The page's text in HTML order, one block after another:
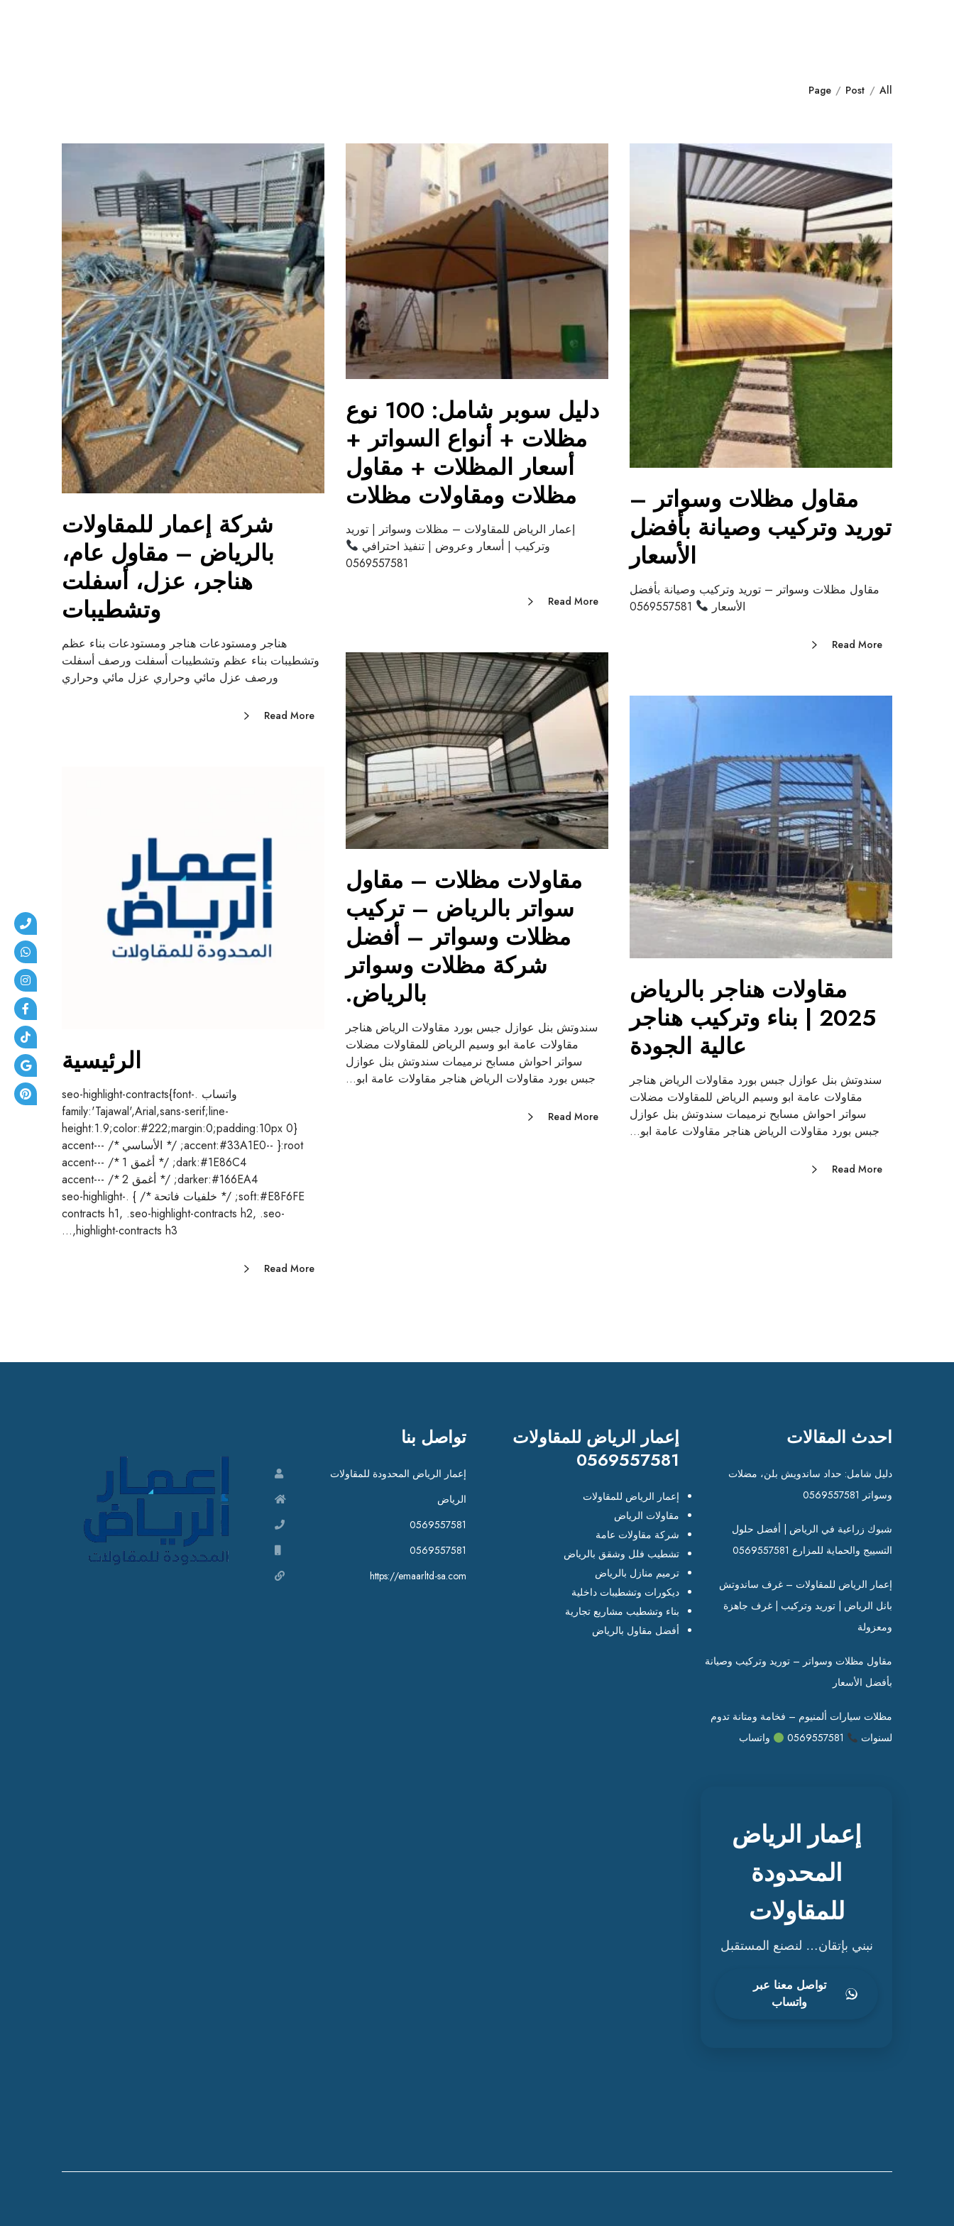
All
Post
Page
مقاول مظلات وسواتر –
توريد وتركيب وصيانة بأفضل
الأسعار
مقاول مظلات وسواتر – توريد وتركيب وصيانة بأفضل
الأسعار
Read More
دليل سوبر شامل: 100 نوع
مظلات + أنواع السواتر +
أسعار المظلات + مقاول
مظلات ومقاولات مظلات
إعمار الرياض للمقاولات – مظلات وسواتر | توريد
وتركيب | أسعار وعروض | تنفيذ احترافي
0569557581
Read More
شركة إعمار للمقاولات
بالرياض – مقاول عام،
هناجر، عزل، أسفلت
وتشطيبات
هناجر ومستودعات هناجر ومستودعات بناء عظم
وتشطيبات بناء عظم وتشطيبات أسفلت ورصف أسفلت
ورصف عزل مائي وحراري عزل مائي وحراري
Read More
مقاولات مظلات – مقاول
سواتر بالرياض – تركيب
مظلات وسواتر – أفضل
شركة مظلات وسواتر
بالرياض.
سندوتش بنل عوازل جبس بورد مقاولات الرياض هناجر
مقاولات عامة ابو وسيم الرياض للمقاولات مضلات
سواتر احواش مسابح نرميمات سندوتش بنل عوازل
جبس بورد مقاولات الرياض هناجر مقاولات عامة ابو…
Read More
مقاولات هناجر بالرياض
2025 | بناء وتركيب هناجر
عالية الجودة
سندوتش بنل عوازل جبس بورد مقاولات الرياض هناجر
مقاولات عامة ابو وسيم الرياض للمقاولات مضلات
سواتر احواش مسابح نرميمات سندوتش بنل عوازل
جبس بورد مقاولات الرياض هناجر مقاولات عامة ابو…
Read More
الرئيسية
واتساب .seo-highlight-contracts{font-
family:'Tajawal',Arial,sans-serif;line-
height:1.9;color:#222;margin:0;padding:10px 0}
:root{ --accent:#33A1E0; /* الأساسي */ --accent-
dark:#1E86C4; /* أغمق 1 */ --accent-
darker:#166EA4; /* أغمق 2 */ --accent-
soft:#E8F6FE; /* خلفيات فاتحة */ } .seo-highlight-
contracts h1, .seo-highlight-contracts h2, .seo-
highlight-contracts h3,…
Read More
احدث المقالات
دليل شامل: حداد ساندويش بلن، مضلات
وسواتر 0569557581
شبوك زراعية في الرياض | أفضل حلول
التسييج والحماية للمزارع 0569557581
إعمار الرياض للمقاولات – غرف ساندوتش
بانل الرياض | توريد وتركيب | غرف جاهزة
ومعزولة
مقاول مظلات وسواتر – توريد وتركيب وصيانة
بأفضل الأسعار
مظلات سيارات ألمنيوم – فخامة ومتانة تدوم
لسنوات
واتساب
إعمار الرياض
المحدودة
للمقاولات
نبني بإتقان… لنصنع المستقبل
تواصل معنا عبر
واتساب
إعمار الرياض للمقاولات
0569557581
إعمار الرياض للمقاولات
مقاولات الرياض
شركة مقاولات عامة
تشطيب فلل وشقق بالرياض
ترميم منازل بالرياض
ديكورات وتشطيبات داخلية
بناء وتشطيب مشاريع تجارية
أفضل مقاول بالرياض
تواصل بنا
إعمار الرياض المحدودة للمقاولات
الرياض
0569557581
0569557581
https://emaarltd-sa.com